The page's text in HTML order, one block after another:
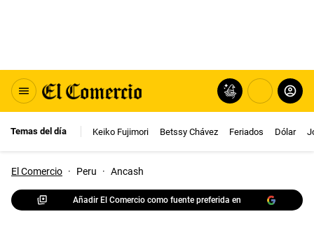
Temas del día Keiko Fujimori Betssy Chávez Feriados Dólar
El Comercio · Peru · Ancash
Añadir El Comercio como fuente preferida en